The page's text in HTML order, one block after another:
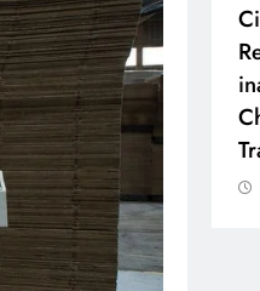
presenta la
María Rojo e
Barrio a la